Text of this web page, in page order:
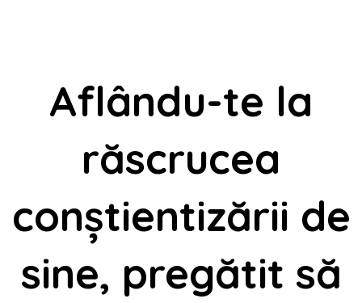
Aflându-te la
răscrucea
conștientizării de
sine, pregătit să